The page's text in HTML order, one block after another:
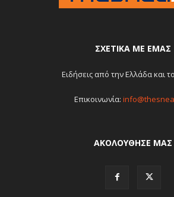
ΣΧΕΤΙΚΆ ΜΕ ΕΜΆΣ
Ειδήσεις από την Ελλάδα και
Επικοινωνία:
ΑΚΟΛΟΥΘΗΣΕ ΜΑΣ